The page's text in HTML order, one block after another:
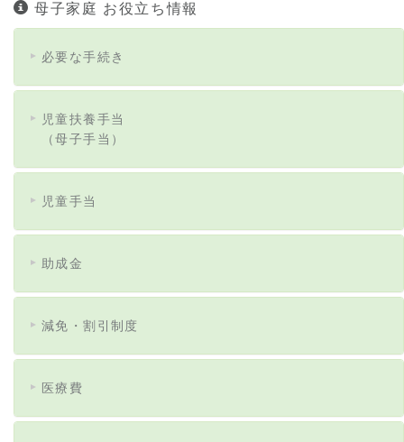
母子家庭 お役立ち情報
必要な手続き
児童扶養手当
（母子手当）
児童手当
助成金
減免・割引制度
医療費